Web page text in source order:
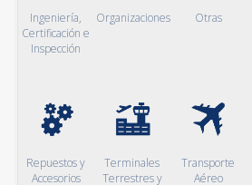
Ingeniería,
Certificación e
Inspección
Organizaciones Otras
Repuestos y
Accesorios
Terminales
Terrestres y
Transporte
Aéreo